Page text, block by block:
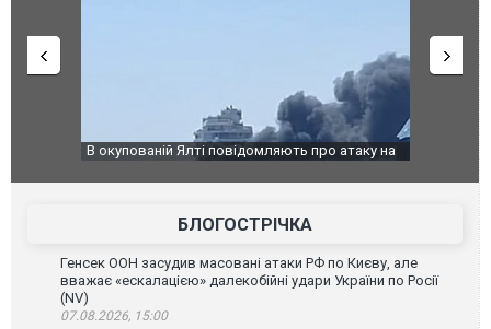
В окупованій Ялті повідомляють про атаку на
ВІДЕО
За 2000
склад
БЛОГОСТРІЧКА
Генсек ООН засудив масовані атаки РФ по Києву, але
вважає «ескалацією» далекобійні удари України по Росії
(NV)
07.08.2026, 15:00